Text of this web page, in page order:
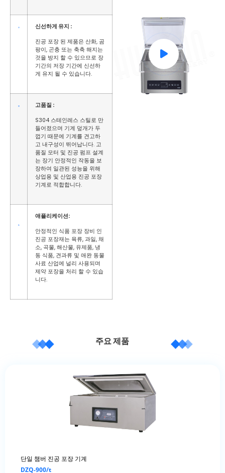
신선하게 유지 :
진공 포장 된 제품은 산화, 곰
팡이, 곤충 또는 축축 해지는
것을 방지 할 수 있으므로 장
기간의 저장 기간에 신선하
게 유지 될 수 있습니다.
고품질 :
S304 스테인레스 스틸로 만
들어졌으며 기계 덮개가 두
껍기 때문에 기계를 견고하
고 내구성이 뛰어납니다. 고
품질 모터 및 진공 펌프 설계
는 장기 안정적인 작동을 보
장하여 일관된 성능을 위해
상업용 및 산업용 진공 포장
기계로 적합합니다.
애플리케이션:
안정적인 식품 포장 장비 인
진공 포장재는 육류, 과일, 채
소, 곡물, 해산물, 유제품, 냉
동 식품, 견과류 및 애완 동물
사료 산업에 널리 사용되며
제약 포장을 처리 할 수 ​​있습
니다.
주요 제품
단일 챔버 진공 포장 기계
DZQ-900/t